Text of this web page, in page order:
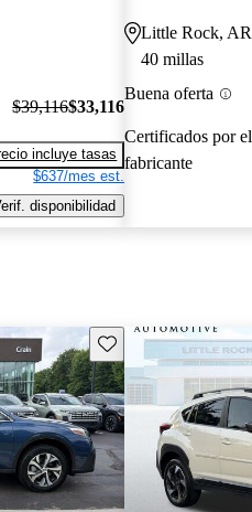
$39,116$33,116
incluye tasas
$637/mes est.
disponibilidad
Little Rock, AR
40 millas
Buena oferta
Certificados por el
fabricante
Guarda este Aviso